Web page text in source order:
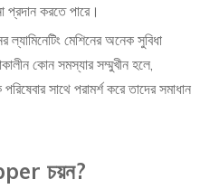
প্রদান করতে পারে।
মেশিনের অনেক সুবিধা
কোন সমস্যার সম্মুখীন হলে,
সাথে পরামর্শ করে তাদের সমাধান
চয়ন?